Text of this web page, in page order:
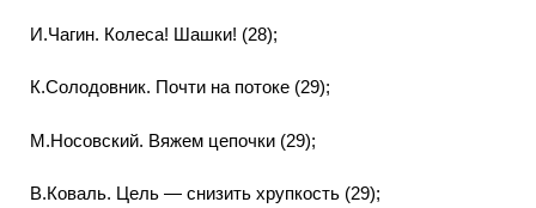
И.Чагин. Колеса! Шашки! (28);
К.Солодовник. Почти на потоке (29);
М.Носовский. Вяжем цепочки (29);
В.Коваль. Цель — снизить хрупкость (29);